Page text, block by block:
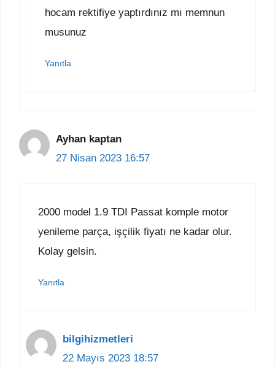
hocam rektifiye yaptırdınız mı memnun
musunuz
Yanıtla
Ayhan kaptan
27 Nisan 2023 16:57
2000 model 1.9 TDI Passat komple motor
yenileme parça, işçilik fiyatı ne kadar olur.
Kolay gelsin.
Yanıtla
bilgihizmetleri
22 Mayıs 2023 18:57